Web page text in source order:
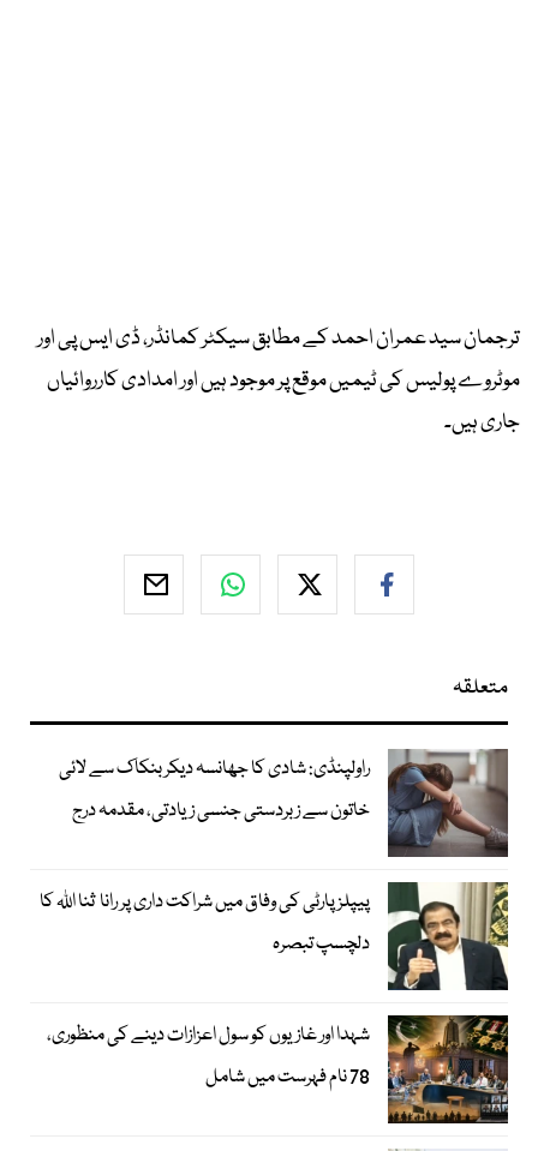
ترجمان سید عمران احمد کے مطابق سیکٹر کمانڈر، ڈی ایس پی اور
موٹروے پولیس کی ٹیمیں موقع پر موجود ہیں اور امدادی کارروائیاں
جاری ہیں۔
متعلقہ
راولپنڈی: شادی کا جھانسہ دیکر بنکاک سے لائی
خاتون سے زبردستی جنسی زیادتی، مقدمہ درج
پیپلز پارٹی کی وفاق میں شراکت داری پر رانا ثنا اللہ کا
دلچسپ تبصرہ
شہدا اور غازیوں کو سول اعزازات دینے کی منظوری،
78 نام فہرست میں شامل